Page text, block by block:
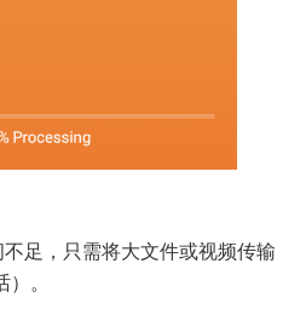
足，只需将大文件或视频传输
。